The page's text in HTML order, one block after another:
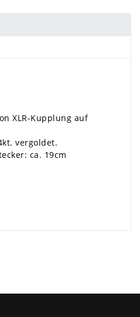
XLR-Kupplung auf
vergoldet.
ca. 19cm